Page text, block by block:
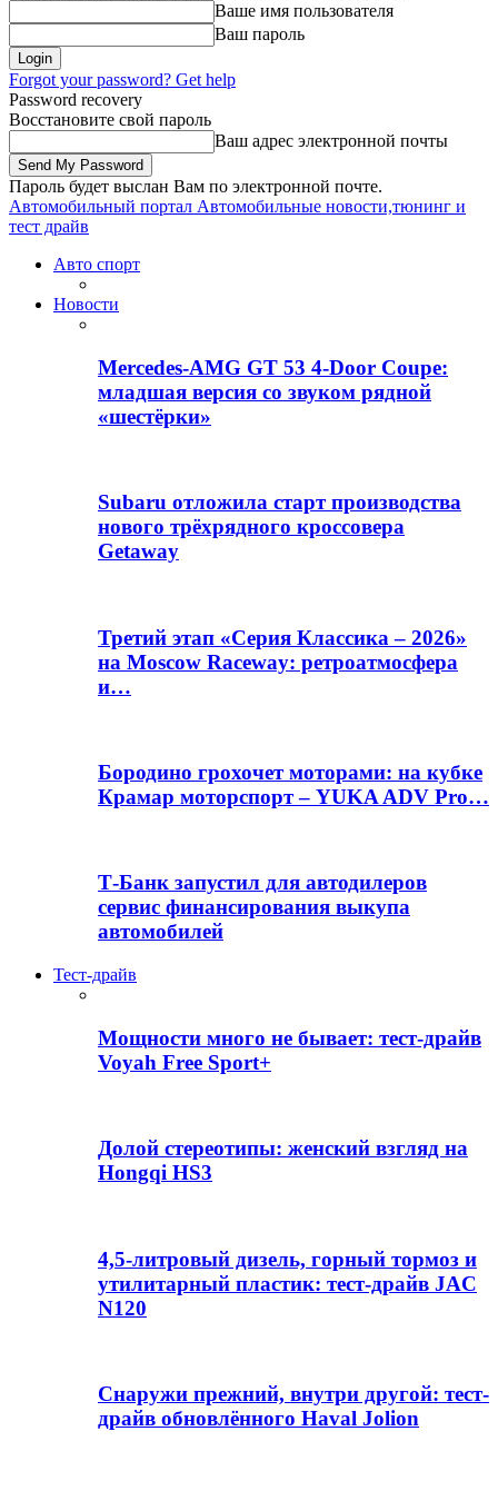
Ваше имя пользователя
Ваш пароль
Forgot your password? Get help
Password recovery
Восстановите свой пароль
Ваш адрес электронной почты
Пароль будет выслан Вам по электронной почте.
Автомобильный портал Автомобильные новости,тюнинг и
тест драйв
Авто спорт
Новости
Mercedes-AMG GT 53 4-Door Coupe:
младшая версия со звуком рядной
«шестёрки»
Subaru отложила старт производства
нового трёхрядного кроссовера
Getaway
Третий этап «Серия Классика – 2026»
на Moscow Raceway: ретроатмосфера
и…
Бородино грохочет моторами: на кубке
Крамар моторспорт – YUKA ADV Pro…
Т-Банк запустил для автодилеров
сервис финансирования выкупа
автомобилей
Тест-драйв
Мощности много не бывает: тест-драйв
Voyah Free Sport+
Долой стереотипы: женский взгляд на
Hongqi HS3
4,5-литровый дизель, горный тормоз и
утилитарный пластик: тест-драйв JAC
N120
Снаружи прежний, внутри другой: тест-
драйв обновлённого Haval Jolion